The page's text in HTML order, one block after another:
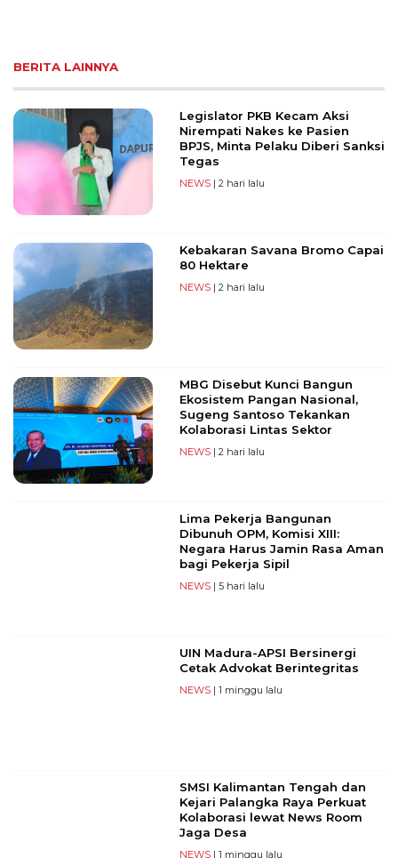
BERITA LAINNYA
Legislator PKB Kecam Aksi
Nirempati Nakes ke Pasien
BPJS, Minta Pelaku Diberi Sanksi
Tegas
NEWS| 2 hari lalu
Kebakaran Savana Bromo Capai
80 Hektare
NEWS| 2 hari lalu
MBG Disebut Kunci Bangun
Ekosistem Pangan Nasional,
Sugeng Santoso Tekankan
Kolaborasi Lintas Sektor
NEWS| 2 hari lalu
Lima Pekerja Bangunan
Dibunuh OPM, Komisi XIII:
Negara Harus Jamin Rasa Aman
bagi Pekerja Sipil
NEWS| 5 hari lalu
UIN Madura-APSI Bersinergi
Cetak Advokat Berintegritas
NEWS| 1 minggu lalu
SMSI Kalimantan Tengah dan
Kejari Palangka Raya Perkuat
Kolaborasi lewat News Room
Jaga Desa
NEWS| 1 minggu lalu